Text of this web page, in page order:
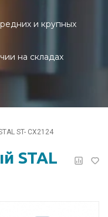
и крупных
на складах
ST- CX2124
STAL